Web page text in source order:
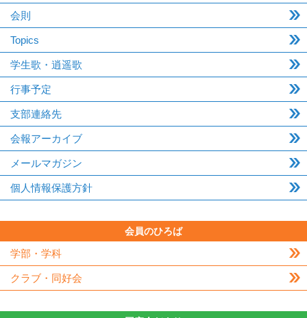
会則
Topics
学生歌・逍遥歌
行事予定
支部連絡先
会報アーカイブ
メールマガジン
個人情報保護方針
会員のひろば
学部・学科
クラブ・同好会